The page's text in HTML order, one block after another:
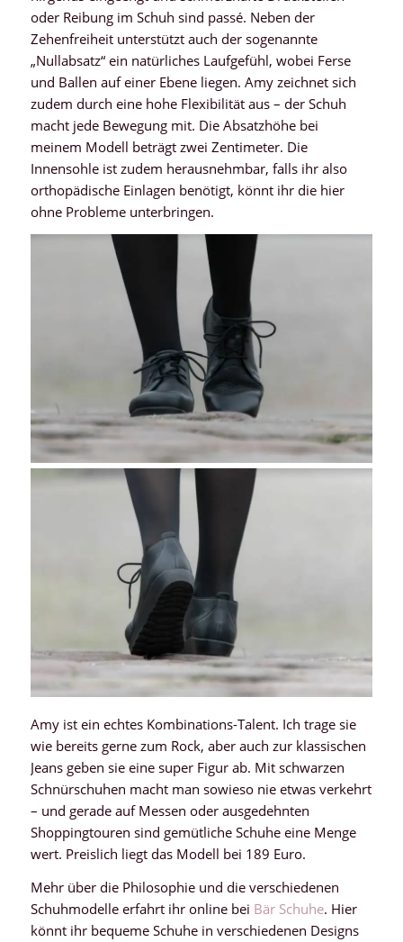
oder Reibung im Schuh sind passé. Neben der
Zehenfreiheit unterstützt auch der sogenannte
„Nullabsatz“ ein natürliches Laufgefühl, wobei Ferse
und Ballen auf einer Ebene liegen. Amy zeichnet sich
zudem durch eine hohe Flexibilität aus – der Schuh
macht jede Bewegung mit. Die Absatzhöhe bei
meinem Modell beträgt zwei Zentimeter. Die
Innensohle ist zudem herausnehmbar, falls ihr also
orthopädische Einlagen benötigt, könnt ihr die hier
ohne Probleme unterbringen.
Amy ist ein echtes Kombinations-Talent. Ich trage sie
wie bereits gerne zum Rock, aber auch zur klassischen
Jeans geben sie eine super Figur ab. Mit schwarzen
Schnürschuhen macht man sowieso nie etwas verkehrt
– und gerade auf Messen oder ausgedehnten
Shoppingtouren sind gemütliche Schuhe eine Menge
wert. Preislich liegt das Modell bei 189 Euro.
Mehr über die Philosophie und die verschiedenen
Schuhmodelle erfahrt ihr online bei Bär Schuhe. Hier
könnt ihr bequeme Schuhe in verschiedenen Designs